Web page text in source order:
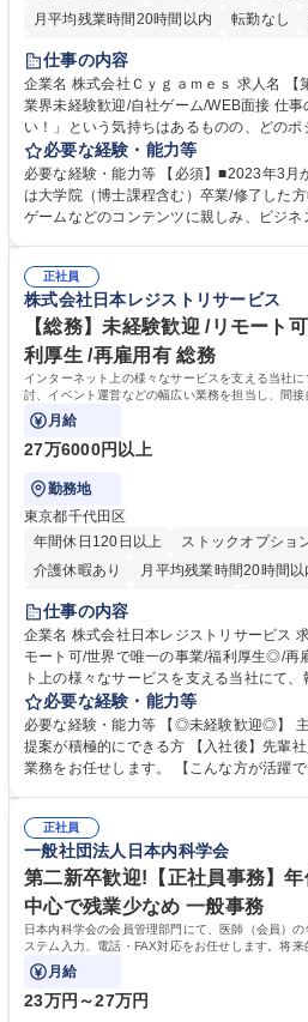
月平均残業時間20時間以内
転勤なし
住宅手当あり
交通費支給
土日祝休み 服装自由
食事補助あり
仕事の内容
企業名 株式会社Ｃｙｇａｍｅｓ 求人名 【第二新卒オープンポジション】
業界未経験歓迎/自社ゲーム/WEB面接 仕事の内容 「ゲーム業界で働きた
い！」という気持ちはあるものの、どの
しているか悩んでいる方が対象となります！ 総合職（プランナー/デー
アナリストなど）、技術職（開発エンジ
ど）、デザイン職（デザイナー/イラスト
ご希望と適正にマッチしたポジションをご
のご応募をお待ちしております。 募集職種 【第二新卒オープンポジショ
ン】業界未経験歓迎/自社ゲーム/WEB面接
必要な経験・能力等
必要な経験・能力等 【必須】■2023年3月
は大学院（博士課程含む）卒業/修了した
ゲームなどのコンテンツに親しみ、ビジネスと
正社員
株式会社日本レジストリサービス
【総務】未経験歓迎 /リモート
利厚生 /再雇用有 総務
インターネット上の様々なサービスを支える当社
討、イベント運営などの幅広い業務を担当し、間接
ている部署です。
月給
27万6000円以上
勤務地
東京都千代田区
年間休日120日以上
ストックオプショ
介護休暇あり
月平均残業時間20時間以
住宅手当あり
完全週休2日制
交通費支給 駅近5分以
仕事の内容
企業名 株式会社日本レジストリサービス 求人名 【総務】未経験歓迎◎/リ
モート可/世界で唯一の事業/福利厚生◎/再雇用有 仕事の内容 イ
ト上の様々なサービスを支える当社にて
討、イベント運営などの幅広い業務を担当
や成長に貢献している部署です。 会社の全メンバーが安心して長く成果を
発揮できる環境を整えるために、毎日の
新たな施策検討を積極的に行っていただき
幅広い業務の体得が可能で、多様なキャリ
募集職種 【総務】未経験歓迎◎/リモート
再雇用有
必要な経験・能力等
必要な経験・能力等 【◎未経験歓迎◎】
提案が積極的にできる方 【入社後】先輩
業務をお任せします。 【こんな方が活躍できる職種です】 ・仕組化が好
対処できる・新しいことに興味関心がある
取得や通信教育など費用の80%（年間25
賃の50%（月額7万円まで）を補助 学歴・資格 学歴：大学院 大学 語学
力： 資格：
正社員
一般社団法人日本内科学会
第二新卒歓迎!【正社員事務】
中心で残業少なめ 一般事務
日本内科学会の会員管理部門にて、医師（会員）
ステム入力、電話・FAX対応をお任せします。将来
などにも幅広く携わっていただきます。
月給
23万円～27万円